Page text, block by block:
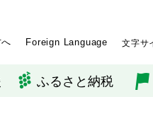
Foreign Language 文字サ
ふるさと納税